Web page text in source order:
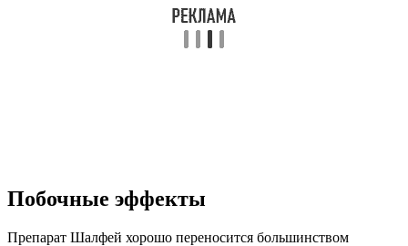
Побочные эффекты
Препарат Шалфей хорошо переносится большинством